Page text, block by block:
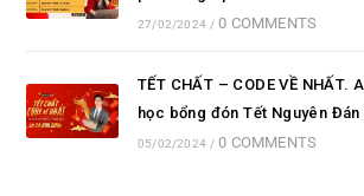
27/02/2024 / 0 COMMENTS
TẾT CHẤT – CODE VỀ NHẤT.
học bổng đón Tết Nguyên Đán
05/02/2024 / 0 COMMENTS